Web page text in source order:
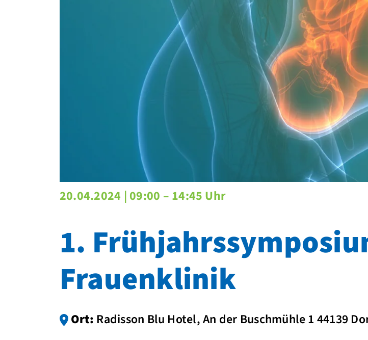
20.04.2024 | 09:00 – 14:45 Uhr
1.
Frauenklinik
Ort: Radisson Blu Hotel, An der Buschmühle 1 44139